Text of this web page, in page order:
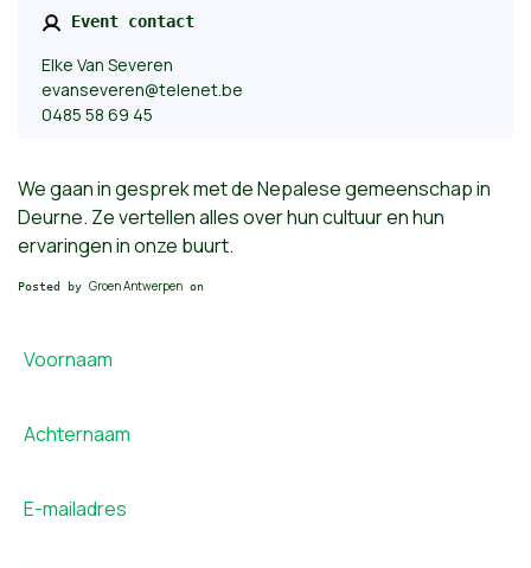
Event contact
Elke Van Severen
evanseveren@telenet.be
0485 58 69 45
We gaan in gesprek met deNepalese gemeenschapin
Deurne. Ze vertellen alles over hun cultuur en hun
ervaringen in onze buurt.
Posted by Groen Antwerpen on
Voornaam
Achternaam
E-mailadres